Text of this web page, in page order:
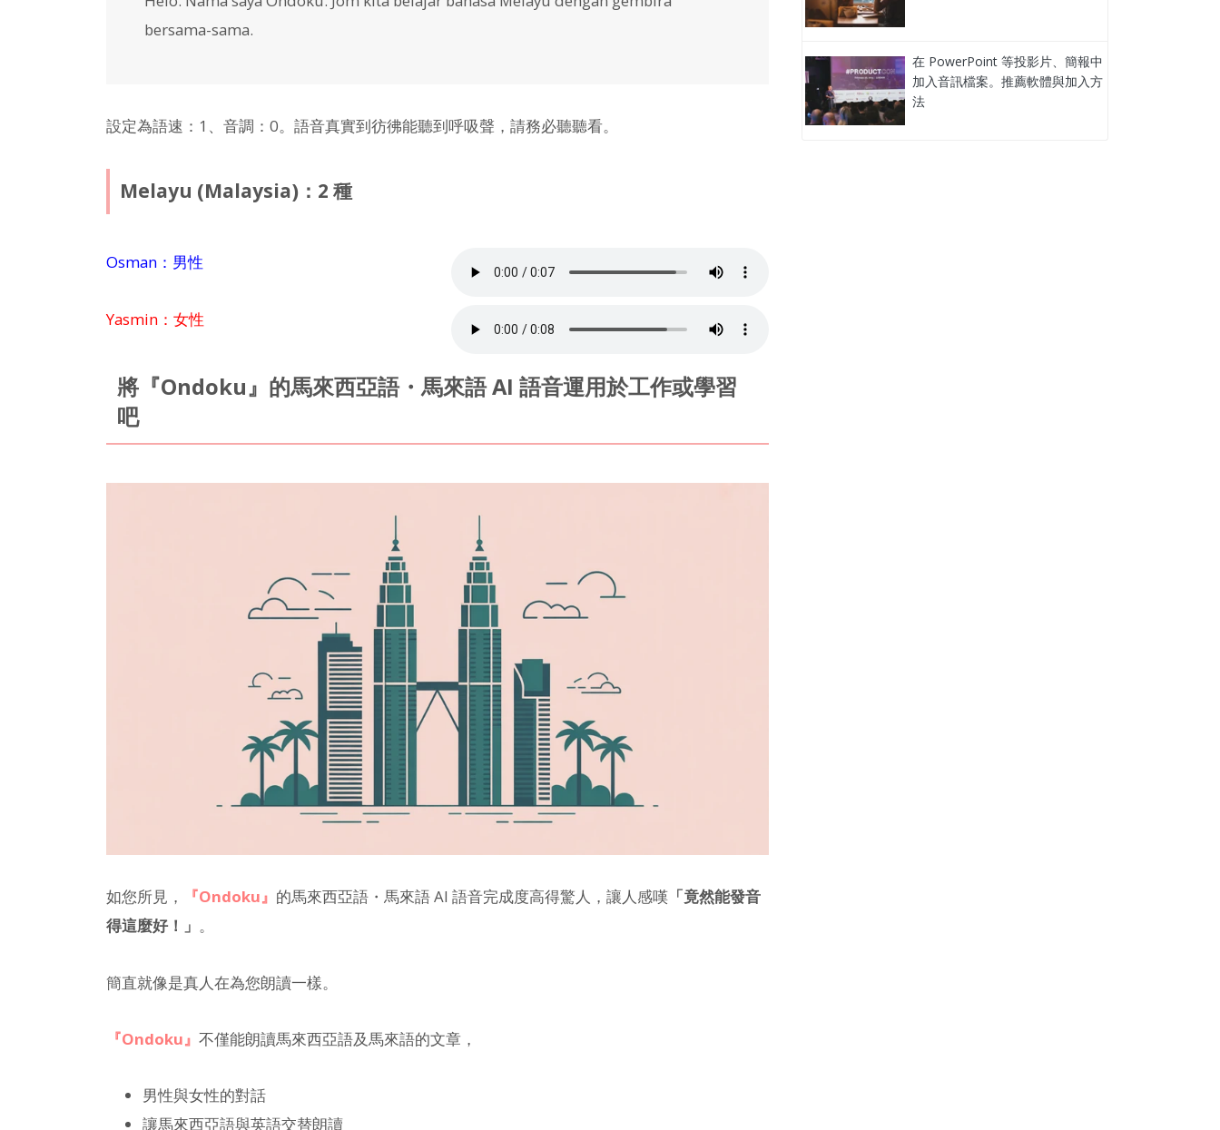
bersama-sama.
設定為語速：1、音調：0。語音真實到彷彿能聽到呼吸聲，請務必聽聽看。
Melayu (Malaysia)：2 種
Osman：男性
Yasmin：女性
將『Ondoku』的馬來西亞語・馬來語 AI 語音運用於工作或學習
吧
如您所見， 『Ondoku』 的馬來西亞語・馬來語 AI 語音完成度高得驚人，讓人感嘆 「竟然能發音
得這麼好！」 。
簡直就像是真人在為您朗讀一樣。
『Ondoku』 不僅能朗讀馬來西亞語及馬來語的文章，
男性與女性的對話
讓馬來西亞語與英語交替朗讀
在 PowerPoint 等投影片、簡報中
加入音訊檔案。推薦軟體與加入方
法